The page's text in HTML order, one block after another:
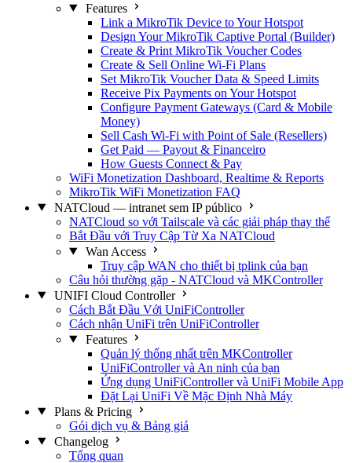
Features
Link a MikroTik Device to Your Hotspot
Design Your MikroTik Captive Portal (Builder)
Create & Print MikroTik Voucher Codes
Create & Sell Online Wi-Fi Plans
Set MikroTik Voucher Data & Speed Limits
Receive Pix Payments on Your Hotspot
Configure Payment Gateways (Card & Mobile
Money)
Sell Cash Wi-Fi with Point of Sale (Resellers)
Get Paid — Payout & Financeiro
How Guests Connect & Pay
WiFi Monetization Dashboard, Realtime & Reports
MikroTik WiFi Monetization FAQ
NATCloud — intranet sem IP público
NATCloud so với Tailscale và các giải pháp thay thế
Bắt Đầu với Truy Cập Từ Xa NATCloud
Wan Access
Truy cập WAN cho thiết bị tplink của bạn
Câu hỏi thường gặp - NATCloud và MKController
UNIFI Cloud Controller
Cách Bắt Đầu Với UniFiController
Cách nhận UniFi trên UniFiController
Features
Quản lý thống nhất trên MKController
UniFiController và An ninh của bạn
Ứng dụng UniFiController và UniFi Mobile App
Đặt Lại UniFi Về Mặc Định Nhà Máy
Plans & Pricing
Gói dịch vụ & Bảng giá
Changelog
Tổng quan